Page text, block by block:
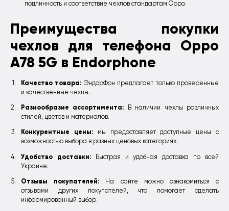
подлинность и соответствие чехлов стандартам Oppo.
Преимущества покупки
чехлов для телефона Oppo
A78 5G в Endorphone
Качество товара: ЭндорФон предлагает только проверенные
и качественные чехлы.
Разнообразие ассортимента: В наличии чехлы различных
стилей, цветов и материалов.
Конкурентные цены:
мы предоставляет доступные цены с
возможностью выбора в разных ценовых категориях.
Удобство доставки:Быстрая и удобная доставка по всей
Украине.
Отзывы покупателей: На сайте можно ознакомиться с
отзывами других покупателей, что помогает сделать
информированный выбор.